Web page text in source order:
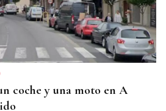
coche y una moto en A